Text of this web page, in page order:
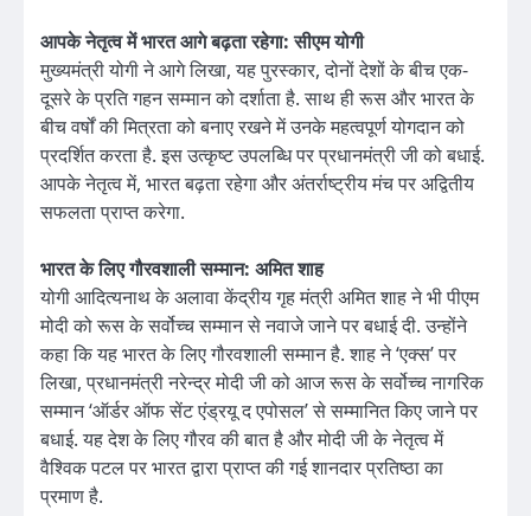
आपके नेतृत्व में भारत आगे बढ़ता रहेगा: सीएम योगी
मुख्यमंत्री योगी ने आगे लिखा, यह पुरस्कार, दोनों देशों के बीच एक-
दूसरे के प्रति गहन सम्मान को दर्शाता है. साथ ही रूस और भारत के
बीच वर्षों की मित्रता को बनाए रखने में उनके महत्वपूर्ण योगदान को
प्रदर्शित करता है. इस उत्कृष्ट उपलब्धि पर प्रधानमंत्री जी को बधाई.
आपके नेतृत्व में, भारत बढ़ता रहेगा और अंतर्राष्ट्रीय मंच पर अद्वितीय
सफलता प्राप्त करेगा.
भारत के लिए गौरवशाली सम्मान: अमित शाह
योगी आदित्यनाथ के अलावा केंद्रीय गृह मंत्री अमित शाह ने भी पीएम
मोदी को रूस के सर्वोच्च सम्मान से नवाजे जाने पर बधाई दी. उन्होंने
कहा कि यह भारत के लिए गौरवशाली सम्मान है. शाह ने ‘एक्स’ पर
लिखा, प्रधानमंत्री नरेन्द्र मोदी जी को आज रूस के सर्वोच्च नागरिक
सम्मान ‘ऑर्डर ऑफ सेंट एंड्रयू द एपोसल’ से सम्मानित किए जाने पर
बधाई. यह देश के लिए गौरव की बात है और मोदी जी के नेतृत्व में
वैश्विक पटल पर भारत द्वारा प्राप्त की गई शानदार प्रतिष्ठा का
प्रमाण है.